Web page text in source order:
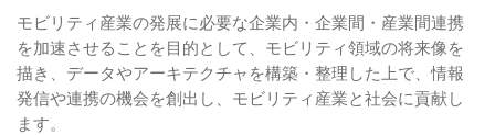
モビリティ産業の発展に必要な企業内・企業間・産業間連携
を加速させることを目的として、モビリティ領域の将来像を
描き、データやアーキテクチャを構築・整理した上で、情報
発信や連携の機会を創出し、モビリティ産業と社会に貢献し
ます。